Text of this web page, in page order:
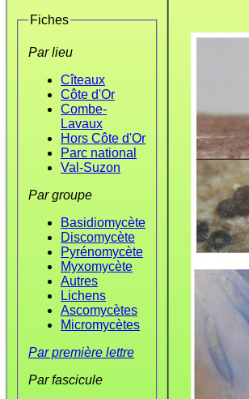
Fiches
Par lieu
Cîteaux
Côte d'Or
Combe-
Lavaux
Hors Côte d'Or
Parc national
Val-Suzon
Par groupe
Basidiomycète
Discomycète
Pyrénomycète
Myxomycète
Autres
Lichens
Ascomycètes
Micromycètes
Par première lettre
Par fascicule